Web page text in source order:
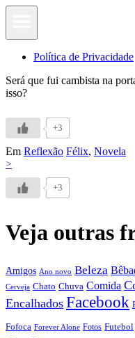
Política de Privacidade
Será que fui cambista na
isso?
+3
Em Reflexão Félix, Novela
>
+3
Veja outras
Amigos Ano novo Beleza
Cerveja Chato Chuva Comida
Encalhados Facebook
Fofoca Forever Alone Fotos Futebol